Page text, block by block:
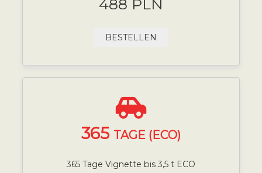
488 PLN
BESTELLEN
365 TAGE (ECO)
365 Tage Vignette bis 3,5 t ECO